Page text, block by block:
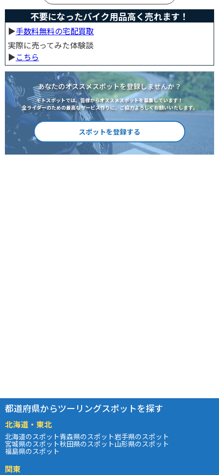
不要になったバイク用品高く売れます！
▶︎手数料無料の宅配買取
実際に売ってみた体験談
▶︎こちら
あなたのオススメスポットを登録しませんか？
モトスポットでは、皆様からオススメスポットを募集しています！
全ライダーのための最高なサービス作りに、ご協力よろしくお願いいたします。
スポットを登録する
都道府県からツーリングスポットを探す
北海道・東北
北海道のスポット青森県のスポット岩手県のスポット
宮城県のスポット秋田県のスポット山形県のスポット
福島県のスポット
関東